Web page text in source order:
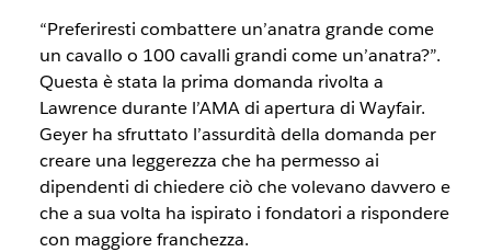
“Preferiresti combattere un’anatra grande come
un cavallo o 100 cavalli grandi come un’anatra?”.
Questa è stata la prima domanda rivolta a
Lawrence durante l’AMA di apertura di Wayfair.
Geyer ha sfruttato l’assurdità della domanda per
creare una leggerezza che ha permesso ai
dipendenti di chiedere ciò che volevano davvero e
che a sua volta ha ispirato i fondatori a rispondere
con maggiore franchezza.